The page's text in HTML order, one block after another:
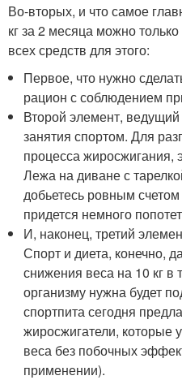
Во-вторых, и что самое
кг за 2 месяца можно
всех средств для этого:
Первое, что нужно
рацион с соблюдением
Второй элемент,
занятия спортом. Для
процесса жиросжигания,
Лежа на диване с
добьетесь ровным
придется немного
И, наконец, третий
Спорт и диета, конечно,
снижения веса на 10 кг в
организму нужна будет
спортпита сегодня
жиросжигатели, которые
веса без побочных
применении).